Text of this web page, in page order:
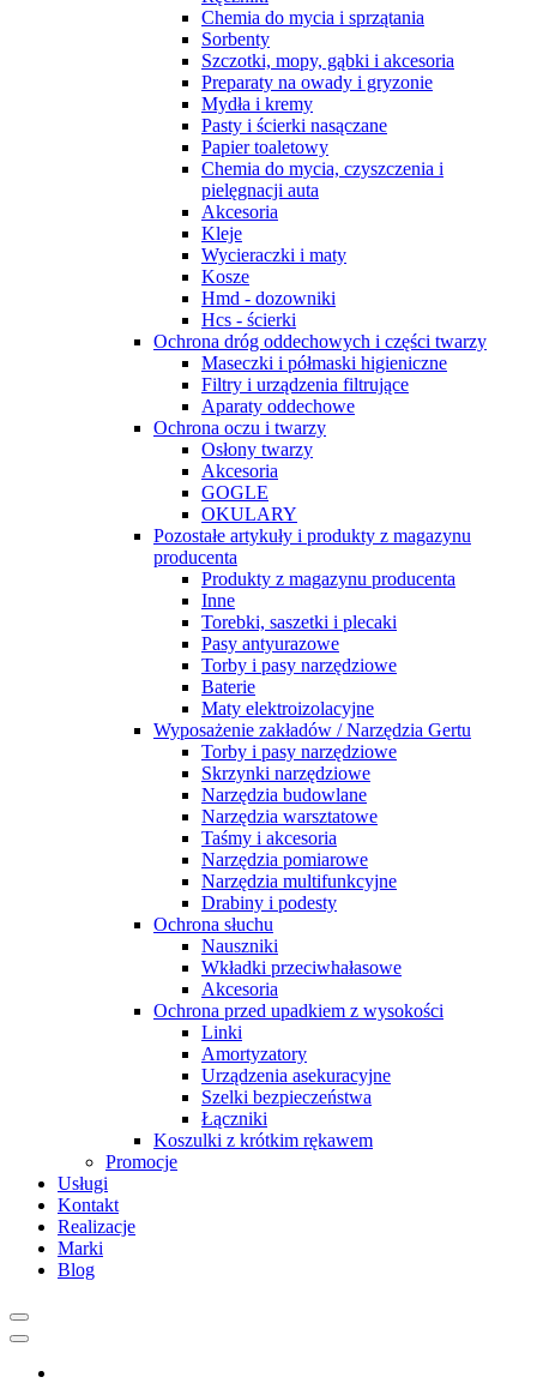
Chemia do mycia i sprzątania
Sorbenty
Szczotki, mopy, gąbki i akcesoria
Preparaty na owady i gryzonie
Mydła i kremy
Pasty i ścierki nasączane
Papier toaletowy
Chemia do mycia, czyszczenia i
pielęgnacji auta
Akcesoria
Kleje
Wycieraczki i maty
Kosze
Hmd - dozowniki
Hcs - ścierki
Ochrona dróg oddechowych i części twarzy
Maseczki i półmaski higieniczne
Filtry i urządzenia filtrujące
Aparaty oddechowe
Ochrona oczu i twarzy
Osłony twarzy
Akcesoria
GOGLE
OKULARY
Pozostałe artykuły i produkty z magazynu
producenta
Produkty z magazynu producenta
Inne
Torebki, saszetki i plecaki
Pasy antyurazowe
Torby i pasy narzędziowe
Baterie
Maty elektroizolacyjne
Wyposażenie zakładów / Narzędzia Gertu
Torby i pasy narzędziowe
Skrzynki narzędziowe
Narzędzia budowlane
Narzędzia warsztatowe
Taśmy i akcesoria
Narzędzia pomiarowe
Narzędzia multifunkcyjne
Drabiny i podesty
Ochrona słuchu
Nauszniki
Wkładki przeciwhałasowe
Akcesoria
Ochrona przed upadkiem z wysokości
Linki
Amortyzatory
Urządzenia asekuracyjne
Szelki bezpieczeństwa
Łączniki
Koszulki z krótkim rękawem
Promocje
Usługi
Kontakt
Realizacje
Marki
Blog